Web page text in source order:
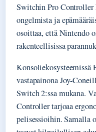
Switchin Pro
ongelmista ja
osoittaa, että Nintendo
rakenteellisissa
vastapainona Joy-
Switch 2:ssa mukana.
Controller tarjoaa
pelisessioihin. Samalla